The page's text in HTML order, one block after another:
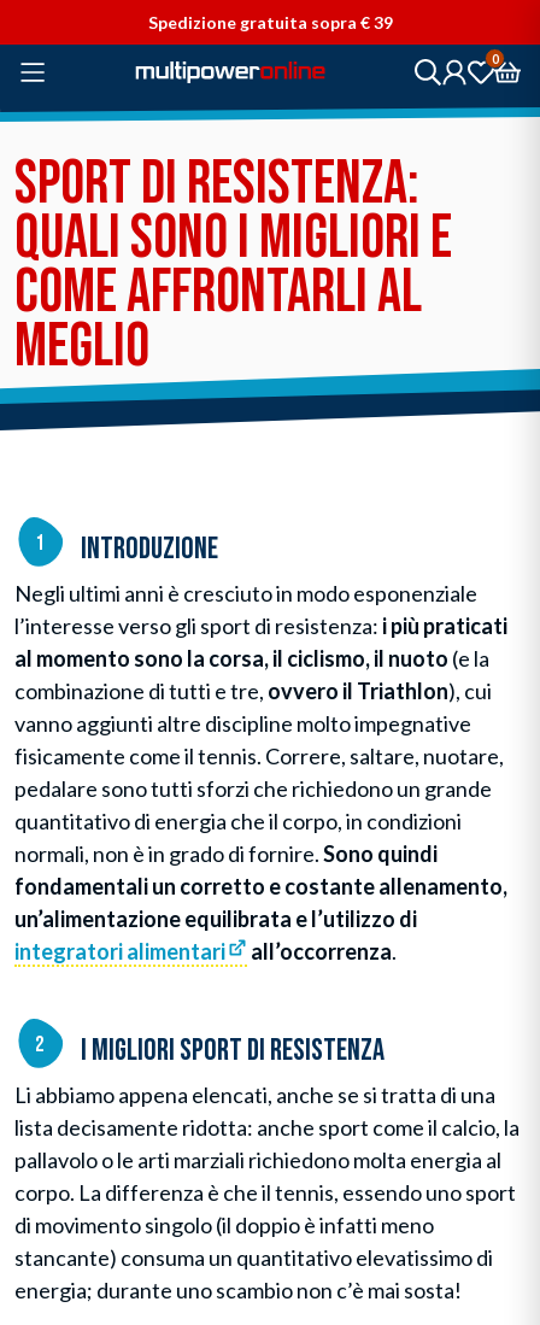
Spedizione gratuita sopra € 39
0
SPORT DI RESISTENZA:
QUALI SONO I MIGLIORI E
COME AFFRONTARLI AL
MEGLIO
Introduzione
Negli ultimi anni è cresciuto in modo esponenziale
l’interesse verso gli sport di resistenza: i più praticati
al momento sono la corsa, il ciclismo, il nuoto (e la
combinazione di tutti e tre, ovvero il Triathlon), cui
vanno aggiunti altre discipline molto impegnative
fisicamente come il tennis. Correre, saltare, nuotare,
pedalare sono tutti sforzi che richiedono un grande
quantitativo di energia che il corpo, in condizioni
normali, non è in grado di fornire.Sono quindi
fondamentali un corretto e costante allenamento,
un’alimentazione equilibrata e l’utilizzo di
integratori alimentari
all’occorrenza.
I migliori sport di resistenza
Li abbiamo appena elencati, anche se si tratta di una
lista decisamente ridotta: anche sport come il calcio, la
pallavolo o le arti marziali richiedono molta energia al
corpo. La differenza è che il tennis, essendo uno sport
di movimento singolo (il doppio è infatti meno
stancante) consuma un quantitativo elevatissimo di
energia; durante uno scambio non c’è mai sosta!